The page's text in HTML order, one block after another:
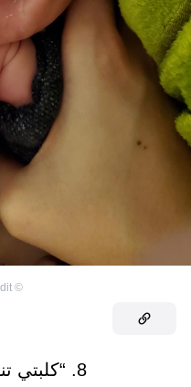
©
8. “كلبتي تنام على ظهرها”